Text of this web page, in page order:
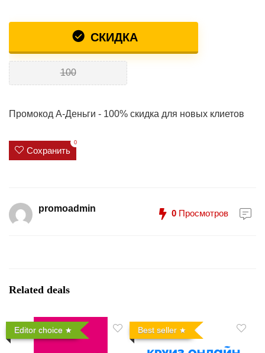
СКИДКА
100
Промокод А-Деньги - 100% скидка для новых клиетов
Сохранить
0
promoadmin 0 Просмотров
Related deals
Editor choice Best seller